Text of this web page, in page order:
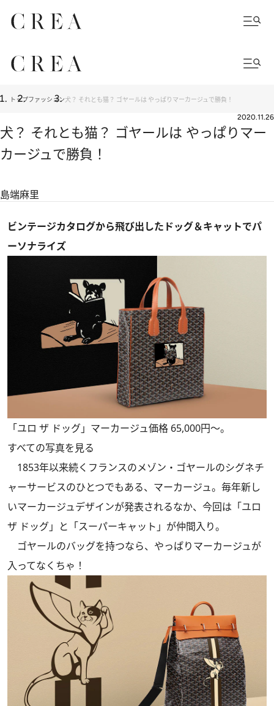
トップファッション犬？ それとも猫？ ゴヤールは やっぱりマーカージュで勝負！
2020.11.26
犬？ それとも猫？ ゴヤールは やっぱりマー
カージュで勝負！
島端麻里
ビンテージカタログから飛び出したドッグ＆キャットでパ
ーソナライズ
「ユロ ザ ドッグ」マーカージュ価格 65,000円〜。
すべての写真を見る
1853年以来続くフランスのメゾン・ゴヤールのシグネチ
ャーサービスのひとつでもある、マーカージュ。毎年新し
いマーカージュデザインが発表されるなか、今回は「ユロ
ザ ドッグ」と「スーパーキャット」が仲間入り。
ゴヤールのバッグを持つなら、やっぱりマーカージュが
入ってなくちゃ！